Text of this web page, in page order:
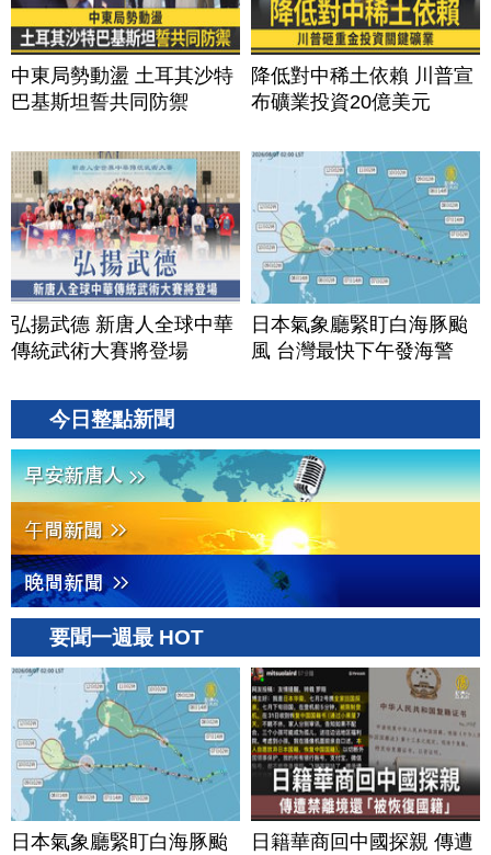
中東局勢動盪 土耳其沙特
巴基斯坦誓共同防禦
降低對中稀土依賴 川普宣
布礦業投資20億美元
弘揚武德 新唐人全球中華
傳統武術大賽將登場
日本氣象廳緊盯白海豚颱
風 台灣最快下午發海警
今日整點新聞
要聞一週最 HOT
日本氣象廳緊盯白海豚颱
日籍華商回中國探親 傳遭